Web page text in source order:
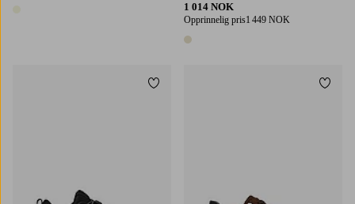
1 farge
1 014 NOK
Opprinnelig pris1 449 NOK
1 farge
Legg til favoritter